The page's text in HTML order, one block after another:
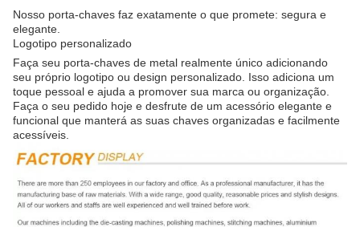
Nosso porta-chaves faz exatamente o que promete: segura e
elegante.
Logotipo personalizado
Faça seu porta-chaves de metal realmente único adicionando
seu próprio logotipo ou design personalizado. Isso adiciona um
toque pessoal e ajuda a promover sua marca ou organização.
Faça o seu pedido hoje e desfrute de um acessório elegante e
funcional que manterá as suas chaves organizadas e facilmente
acessíveis.